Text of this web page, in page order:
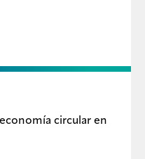
circular en